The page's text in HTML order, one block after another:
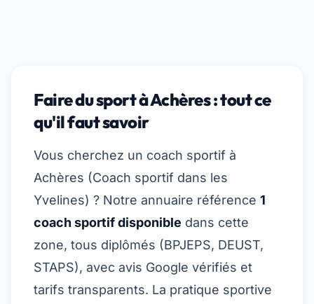
Faire du sport à Achères : tout ce
qu'il faut savoir
Vous cherchez un coach sportif à
Achères (Coach sportif dans les
Yvelines) ? Notre annuaire référence 1
coach sportif disponible dans cette
zone, tous diplômés (BPJEPS, DEUST,
STAPS), avec avis Google vérifiés et
tarifs transparents. La pratique sportive